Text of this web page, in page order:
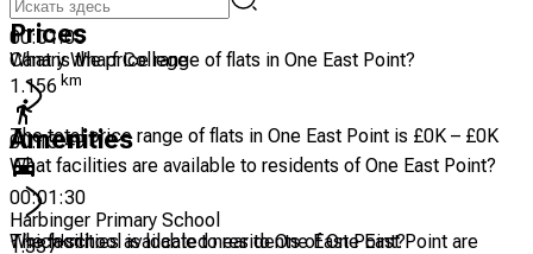
00:01:05
Canary Wharf College
1.156 km
00:13:49
00:01:30
Harbinger Primary School
1.337km
Prices
What is the price range of flats in One East Point?
The total price range of flats in One East Point is £0K – £0K
Amenities
What facilities are available to residents of One East Point?
The facilities available to residents of One East Point are
Which school is located near to One East Point?